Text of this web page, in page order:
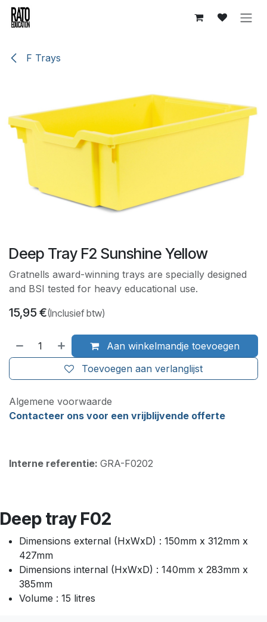
Overslaan naar inhoud
F Trays
Deep Tray F2 Sunshine Yellow
Gratnells award-winning trays are specially designed
and BSI tested for heavy educational use.
15,95 €(Inclusief btw)
Aan winkelmandje toevoegen
Toevoegen aan verlanglijst
Algemene voorwaarde
Contacteer ons voor een vrijblijvende offerte
Interne referentie: GRA-F0202
Deep tray F02
Dimensions external (HxWxD) : 150mm x 312mm x
427mm
Dimensions internal (HxWxD) : 140mm x 283mm x
385mm
Volume : 15 litres